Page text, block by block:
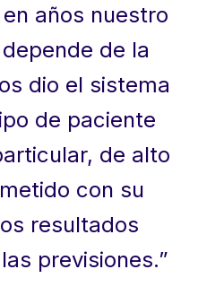
años nuestro
de la
dio el sistema
de paciente
de alto
con su
resultados
previsiones.”